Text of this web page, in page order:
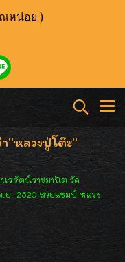
หน่อย )
"หลวงปู่โต๊ะ"
รรัตน์ราชมานิต วัด
. 2520 สวยแชมป์ หลวง